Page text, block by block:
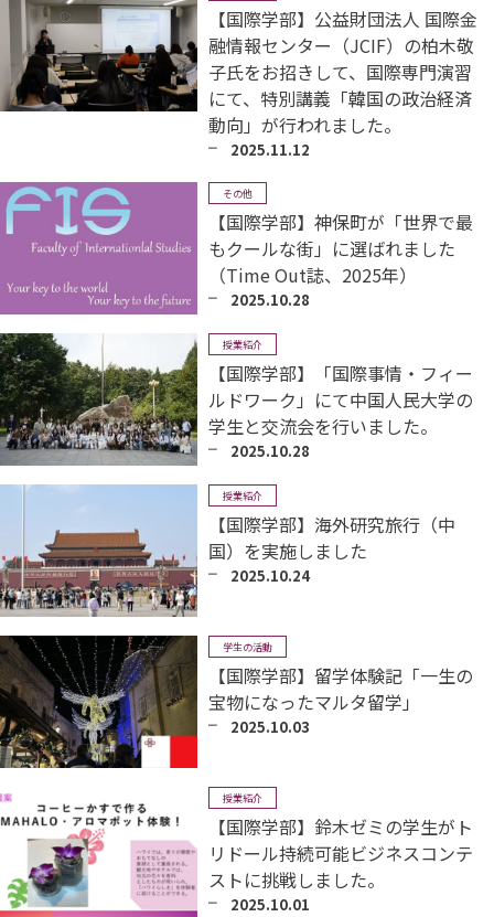
【国際学部】公益財団法人 国際金
融情報センター（JCIF）の柏木敬
子氏をお招きして、国際専門演習
にて、特別講義「韓国の政治経済
動向」が行われました。
2025.11.12
その他
【国際学部】神保町が「世界で最
もクールな街」に選ばれました
（Time Out誌、2025年）
2025.10.28
授業紹介
【国際学部】「国際事情・フィー
ルドワーク」にて中国人民大学の
学生と交流会を行いました。
2025.10.28
授業紹介
【国際学部】海外研究旅行（中
国）を実施しました
2025.10.24
学生の活動
【国際学部】留学体験記「一生の
宝物になったマルタ留学」
2025.10.03
授業紹介
【国際学部】鈴木ゼミの学生がト
リドール持続可能ビジネスコンテ
ストに挑戦しました。
2025.10.01